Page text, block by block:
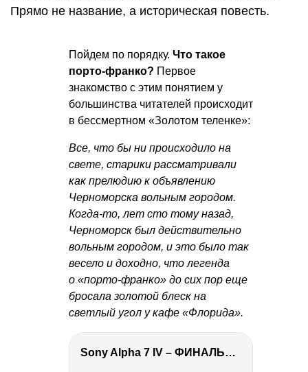
Прямо не название, а историческая повесть.
Пойдем по порядку. Что такое
порто-франко? Первое
знакомство с этим понятием у
большинства читателей происходит
в бессмертном «Золотом теленке»:
Все, что бы ни происходило на
свете, старики рассматривали
как прелюдию к объявлению
Черноморска вольным городом.
Когда-то, лет сто тому назад,
Черноморск был действительно
вольным городом, и это было так
весело и доходно, что легенда
о «порто-франко» до сих пор еще
бросала золотой блеск на
светлый угол у кафе «Флорида».
Sony Alpha 7 IV – ФИНАЛЬНЫЙ ОБЗОР